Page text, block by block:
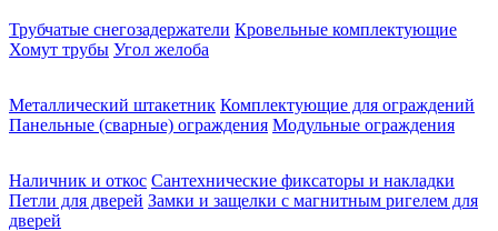
Трубчатые снегозадержатели Кровельные комплектующие
Хомут трубы Угол желоба
Металлический штакетник Комплектующие для ограждений
Панельные (сварные) ограждения Модульные ограждения
Наличник и откос Сантехнические фиксаторы и накладки
Петли для дверей Замки и защелки с магнитным ригелем для
дверей